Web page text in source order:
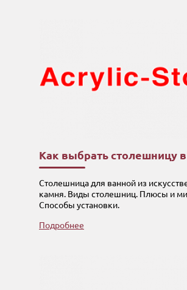
Как выбрать столешницу
Столешница для ванной из
камня. Виды столешниц. Плюсы и
Способы установки.
Подробнее